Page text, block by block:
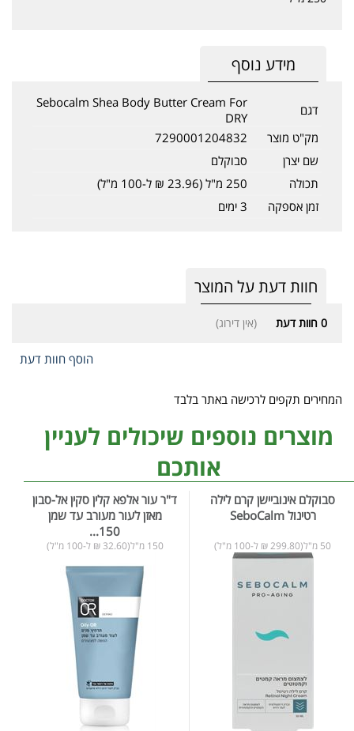
מידע נוסף
דגם
Sebocalm Shea Body Butter Cream For
DRY
מק"ט מוצר
7290001204832
שם יצרן
סבוקלם
תכולה
250 מ"ל (23.96 ₪ ל-100 מ"ל)
זמן אספקה
3 ימים
חוות דעת על המוצר
0 חוות דעת (אין דירוג)
הוסף חוות דעת
המחירים תקפים לרכישה באתר בלבד
מוצרים נוספים שיכולים לעניין
אותכם
סבוקלם אינוביישן קרם לילה
רטינול SeboCalm
50 מ"ל(299.80 ₪ ל-100 מ"ל)
ד"ר עור אלפא קלין סקין אל-סבון
מאזן לעור מעורב עד שמן
150...
150 מ"ל(32.60 ₪ ל-100 מ"ל)